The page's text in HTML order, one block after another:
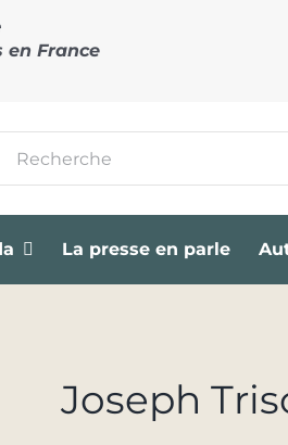
en France
La presse en parle
Joseph